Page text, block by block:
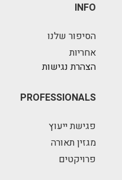
INFO
הסיפור שלנו
אחריות
הצהרת נגישות
PROFESSIONALS
פגישת ייעוץ
מגזין תאורה
פרויקטים